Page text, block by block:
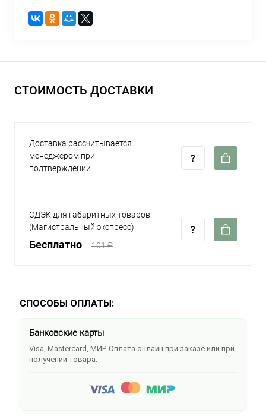
СТОИМОСТЬ ДОСТАВКИ
Доставка рассчитывается
менеджером при
подтверждении
СДЭК для габаритных товаров
(Магистральный экспресс)
Бесплатно 101 ₽
СПОСОБЫ ОПЛАТЫ:
Банковские карты
Visa, Mastercard, МИР. Оплата онлайн при заказе или при
получении товара.